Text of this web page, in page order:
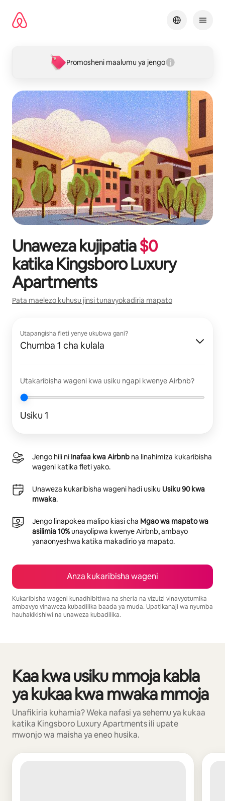
kwenda
kwenye
Promosheni maalumu ya jengo
Unaweza kujipatia$0
katikaKingsboro Luxury
Apartments
Pata maelezo kuhusu jinsi tunavyokadiria mapato
Utapangisha fleti yenye ukubwa gani?
Chumba 1 cha kulala
Utakaribisha wageni kwa usiku ngapi kwenye Airbnb?
Usiku 1
Jengo hili ni Inafaa kwa Airbnb na linahimiza kukaribisha
wageni katika fleti yako.
Unaweza kukaribisha wageni hadi usiku Usiku 90 kwa
mwaka.
Jengo linapokea malipo kiasi cha Mgao wa mapato wa
asilimia 10%unayolipwa kwenye Airbnb, ambayo
yanaonyeshwa katika makadirio ya mapato.
Anza kukaribisha wageni
Kukaribisha wageni kunadhibitiwa na sheria na vizuizi vinavyotumika
ambavyo vinaweza kubadilika baada ya muda. Upatikanaji wa nyumba
hauhakikishiwi na unaweza kubadilika.
Kaa kwa usiku mmoja kabla
ya kukaa kwa mwaka mmoja
Unafikiria kuhamia? Weka nafasi ya sehemu ya kukaa
katika Kingsboro Luxury Apartments ili upate
mwonjo wa maisha ya eneo husika.
Inaonyesha vitu 0 kati ya 0